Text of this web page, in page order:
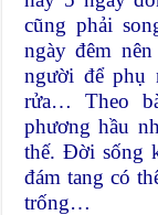
cũng phải
ngày đêm
người để phụ
rửa… Theo
phương hầu
thế. Đời sống
đám tang có
trống…